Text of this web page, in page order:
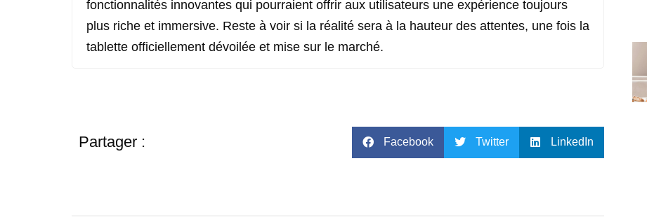
fonctionnalités innovantes qui pourraient offrir aux utilisateurs une expérience toujours
plus riche et immersive. Reste à voir si la réalité sera à la hauteur des attentes, une fois la
tablette officiellement dévoilée et mise sur le marché.
Partager : Facebook Twitter LinkedIn